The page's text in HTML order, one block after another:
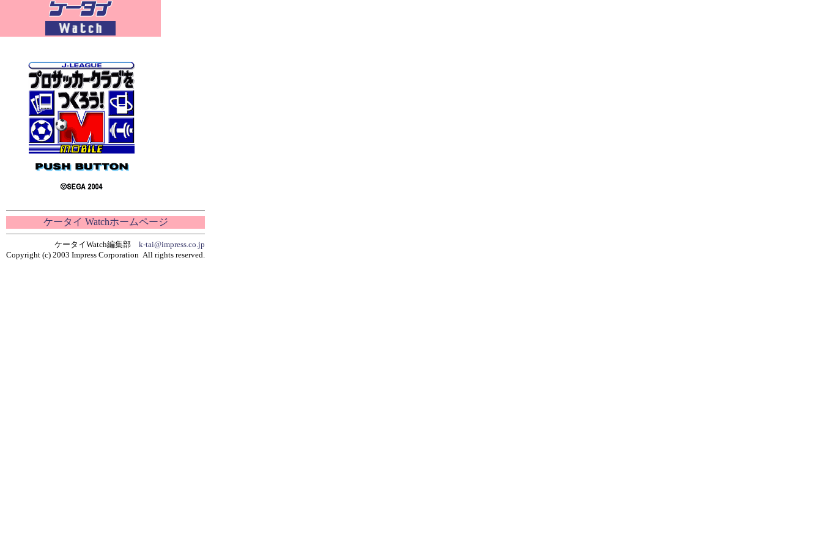
ケータイ Watchホームページ
ケータイWatch編集部 k-tai@impress.co.jp
Copyright (c) 2003 Impress Corporation All rights reserved.